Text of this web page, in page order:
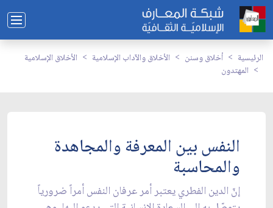
الرئيسية أخلاق وسنن الأخلاق والآداب الإسلامية
الأخلاق الإسلامية
المهتدون
النفس بين المعرفة والمجاهدة
والمحاسبة
إنّ الدين الفطري يعتبر أمر عرفان النفس أمراً ضرورياً